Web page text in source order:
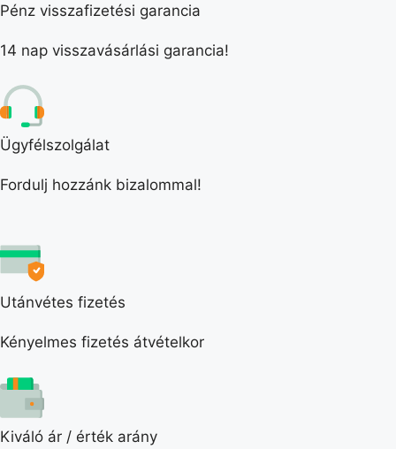
Pénz visszafizetési garancia
14 nap visszavásárlási garancia!
Ügyfélszolgálat
Fordulj hozzánk bizalommal!
Utánvétes fizetés
Kényelmes fizetés átvételkor
Kiváló ár / érték arány